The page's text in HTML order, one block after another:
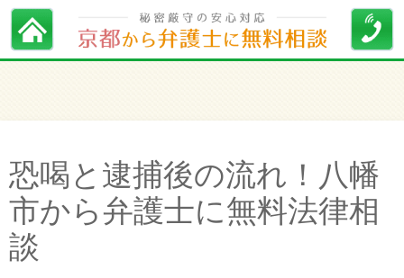
恐喝と逮捕後の流れ！八幡
市から弁護士に無料法律相
談